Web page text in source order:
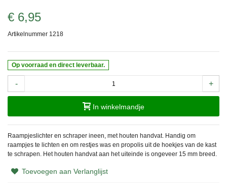
€ 6,95
Artikelnummer 1218
Op voorraad en direct leverbaar.
- +
In winkelmandje
Raampjeslichter en schraper ineen, met houten handvat. Handig om
raampjes te lichten en om restjes was en propolis uit de hoekjes van de kast
te schrapen. Het houten handvat aan het uiteinde is ongeveer 15 mm breed.
Toevoegen aan Verlanglijst